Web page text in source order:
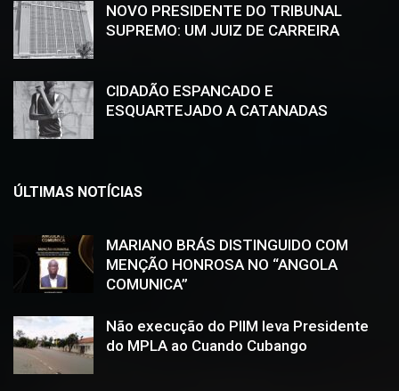
NOVO PRESIDENTE DO TRIBUNAL
SUPREMO: UM JUIZ DE CARREIRA
CIDADÃO ESPANCADO E
ESQUARTEJADO A CATANADAS
ÚLTIMAS NOTÍCIAS
MARIANO BRÁS DISTINGUIDO COM
MENÇÃO HONROSA NO “ANGOLA
COMUNICA”
Não execução do PIIM leva Presidente
do MPLA ao Cuando Cubango